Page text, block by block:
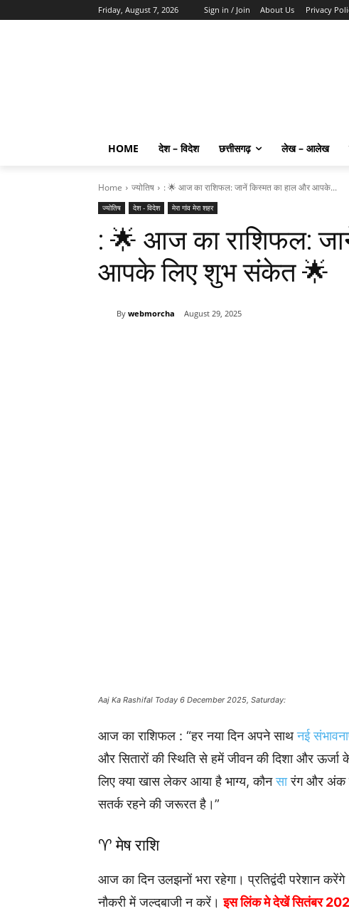
Friday, August 7, 2026 Sign in / Join About Us Privacy
HOME देश – विदेश छत्तीसगढ़ लेख – आलेख
Home ज्योतिष : 🌟 आज का राशिफल: जानें किस्मत का हाल और आपके...
ज्योतिष देश - विदेश मेरा गांव मेरा शहर
: 🌟 आज का राशिफल:
आपके लिए शुभ संकेत 🌟
By webmorcha August 29, 2025
Aaj Ka Rashifal Today 6 December 2025, Saturday:
आज का राशिफल : “हर नया दिन अपने साथनई
और सितारों की स्थिति से हमें जीवन की दिशा और
लिए क्या खास लेकर आया है भाग्य, कौनसारंग और अंक
सतर्क रहने की जरूरत है।”
♈ मेष राशि
आज का दिन उलझनों भरा रहेगा। प्रतिद्वंदी परेशान
नौकरी में जल्दबाजी न करें। इस लिंक मे देखें सितंबर